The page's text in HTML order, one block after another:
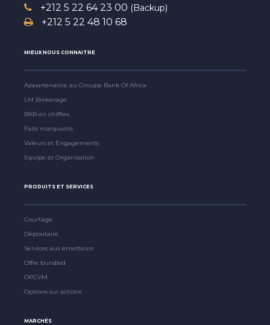
+212 5 22 64 23 00 (Backup)
+212 5 22 48 10 68
MIEUX NOUS CONNAITRE
Appartenance au Groupe Bank Of Africa
LM Brokerage
BKB en chiffres
Faits marquants
Valeurs et Engagements
Equipe et Organisation
PRODUITS ET SERVICES
Courtage
Dépositaire
Services aux émetteurs
Offre bundled
OPCVM
Options sur actions
MARCHÉS